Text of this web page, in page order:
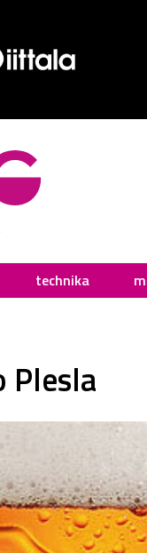
technika
Plesla